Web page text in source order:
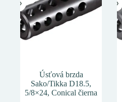
Úsťová brzda
Sako/Tikka D18.5,
5/8×24, Conical čierna